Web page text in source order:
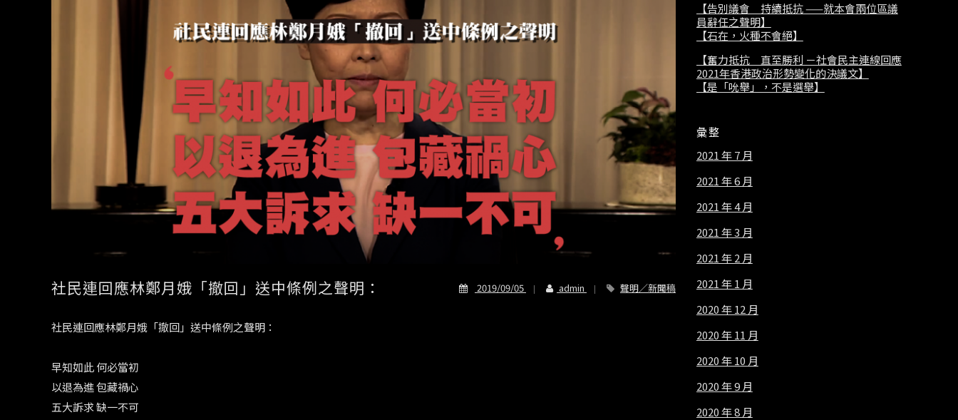
社民連回應林鄭月娥「撤回」送中條例之聲明： 2019/09/05 admin 聲明／新聞稿
社民連回應林鄭月娥「撤回」送中條例之聲明：
早知如此 何必當初
以退為進 包藏禍心
五大訴求 缺一不可
【告別議會 持續抵抗 ——就本會兩位區議
員辭任之聲明】
【石在，火種不會絕】
【奮力抵抗 直至勝利 －社會民主連線回應
2021年香港政治形勢變化的決議文】
【是「吮舉」，不是選舉】
彙整
2021 年 7 月
2021 年 6 月
2021 年 4 月
2021 年 3 月
2021 年 2 月
2021 年 1 月
2020 年 12 月
2020 年 11 月
2020 年 10 月
2020 年 9 月
2020 年 8 月